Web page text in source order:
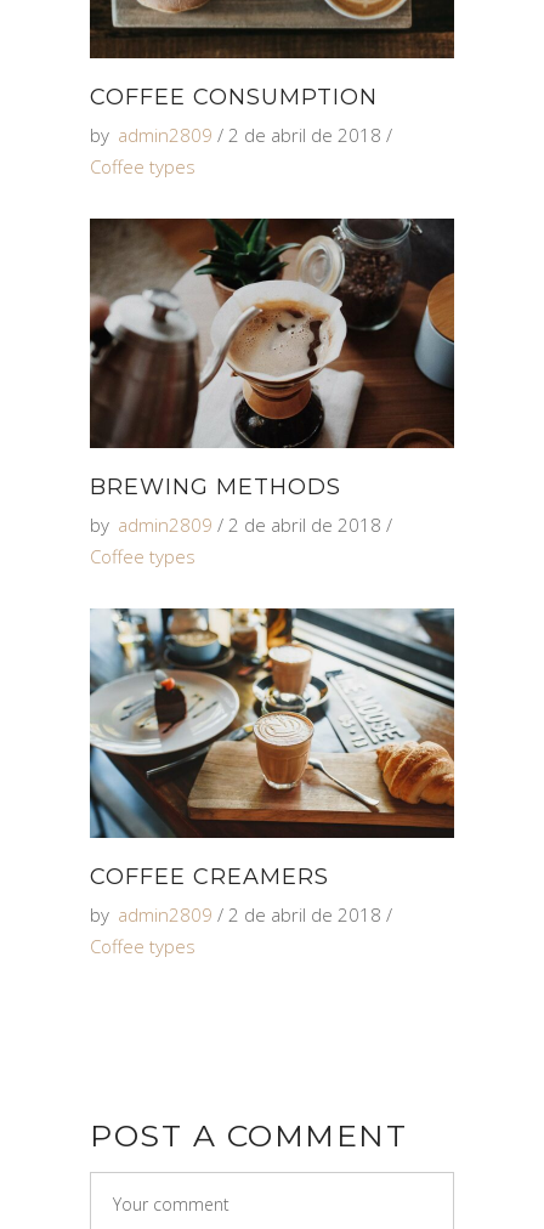
COFFEE CONSUMPTION
by admin2809
2 de abril de 2018
Coffee types
BREWING METHODS
by admin2809
2 de abril de 2018
Coffee types
COFFEE CREAMERS
by admin2809
2 de abril de 2018
Coffee types
POST A COMMENT